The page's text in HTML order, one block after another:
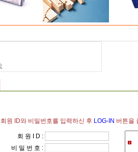
회원 ID와 비밀번호를 입력하신 후 LOG-IN 버튼을
회 원 I D :
비 밀 번 호 :